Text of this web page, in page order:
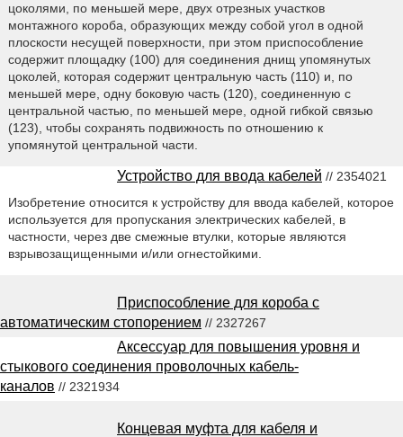
цоколями, по меньшей мере, двух отрезных участков
монтажного короба, образующих между собой угол в одной
плоскости несущей поверхности, при этом приспособление
содержит площадку (100) для соединения днищ упомянутых
цоколей, которая содержит центральную часть (110) и, по
меньшей мере, одну боковую часть (120), соединенную с
центральной частью, по меньшей мере, одной гибкой связью
(123), чтобы сохранять подвижность по отношению к
упомянутой центральной части.
Устройство для ввода кабелей // 2354021
Изобретение относится к устройству для ввода кабелей, которое
используется для пропускания электрических кабелей, в
частности, через две смежные втулки, которые являются
взрывозащищенными и/или огнестойкими.
Приспособление для короба с
автоматическим стопорением // 2327267
Аксессуар для повышения уровня и
стыкового соединения проволочных кабель-
каналов // 2321934
Концевая муфта для кабеля и